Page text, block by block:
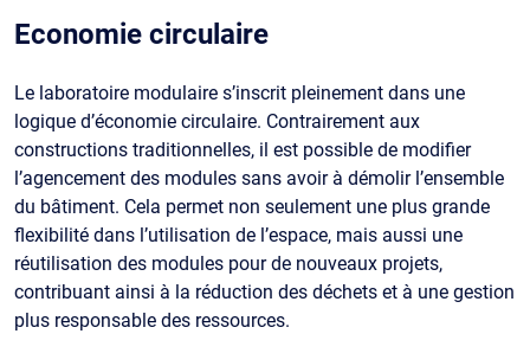
Economie circulaire
Le laboratoire modulaire s’inscrit pleinement dans une
logique d’économie circulaire. Contrairement aux
constructions traditionnelles, il est possible de modifier
l’agencement des modules sans avoir à démolir l’ensemble
du bâtiment. Cela permet non seulement une plus grande
flexibilité dans l’utilisation de l’espace, mais aussi une
réutilisation des modules pour de nouveaux projets,
contribuant ainsi à la réduction des déchets et à une gestion
plus responsable des ressources.